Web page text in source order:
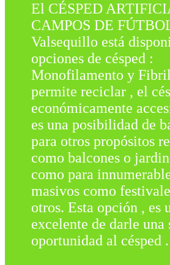
El CÉSPED
CAMPOS DE
Valsequillo está
opciones de césped :
Monofilamento y
permite reciclar , el
económicamente
es una posibilidad de
para otros propósitos
como balcones o
como para
masivos como
otros. Esta opción , es
excelente de darle una
oportunidad al césped .